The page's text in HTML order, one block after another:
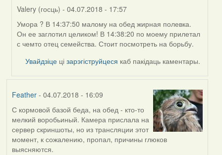
Valery (госць) - 04.07.2018 - 17:57
In
reply
to
Умора ? В 14:37:50 малому на обед жирная полевка.
Он ее заглотил целиком! В 14:38:20 по моему прилетал
с чемто отец семейства. Стоит посмотреть на борьбу.
Увайдзіце цізарэгіструйцеся каб пакідаць каментары.
Feather- 04.07.2018 - 16:09
С кормовой базой беда, на обед - кто-то
мелкий воробьиный. Камера прислала на
сервер скриншоты, но из трансляции этот
момент, к сожалению, пропал, причины глюков
выясняются.